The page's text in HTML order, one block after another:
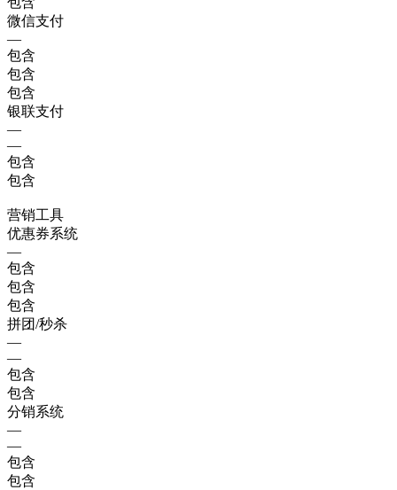
微信支付
—
包含
包含
包含
银联支付
—
—
包含
包含
营销工具
优惠券系统
—
包含
包含
包含
拼团/秒杀
—
—
包含
包含
分销系统
—
—
包含
包含